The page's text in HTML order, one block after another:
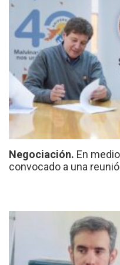
Negociación. En
convocado a una